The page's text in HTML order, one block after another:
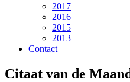
2017
2016
2015
2013
Contact
Citaat van de